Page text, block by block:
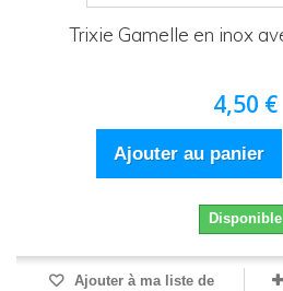
Trixie Gamelle en inox
4,50 €
Ajouter au panier
Disponible
Ajouter à ma liste de